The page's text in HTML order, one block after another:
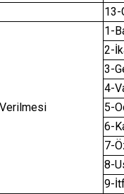
13-
1-
2-
3-
4-
5-
6-
7-
8-
9-